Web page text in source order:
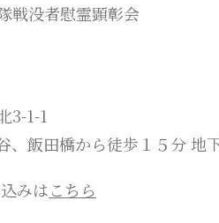
戦没者慰霊顕彰会
3-1-1
、飯田橋から徒歩１５分 地
みはこちら